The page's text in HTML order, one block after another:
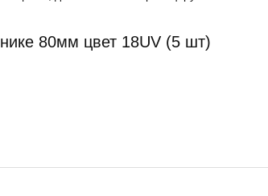
80мм цвет 18UV (5 шт)